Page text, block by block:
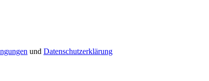
und Datenschutzerklärung